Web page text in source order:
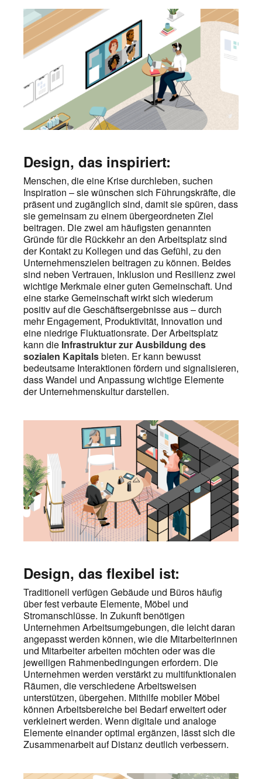
Design, das inspiriert:
Menschen, die eine Krise durchleben, suchen
Inspiration – sie wünschen sich Führungskräfte, die
präsent und zugänglich sind, damit sie spüren, dass
sie gemeinsam zu einem übergeordneten Ziel
beitragen. Die zwei am häufigsten genannten
Gründe für die Rückkehr an den Arbeitsplatz sind
der Kontakt zu Kollegen und das Gefühl, zu den
Unternehmenszielen beitragen zu können. Beides
sind neben Vertrauen, Inklusion und Resilienz zwei
wichtige Merkmale einer guten Gemeinschaft. Und
eine starke Gemeinschaft wirkt sich wiederum
positiv auf die Geschäftsergebnisse aus – durch
mehr Engagement, Produktivität, Innovation und
eine niedrige Fluktuationsrate. Der Arbeitsplatz
kann die Infrastruktur zur Ausbildung des
sozialen Kapitalsbieten. Er kann bewusst
bedeutsame Interaktionen fördern und signalisieren,
dass Wandel und Anpassung wichtige Elemente
der Unternehmenskultur darstellen.
Design, das flexibel ist:
Traditionell verfügen Gebäude und Büros häufig
über fest verbaute Elemente, Möbel und
Stromanschlüsse. In Zukunft benötigen
Unternehmen Arbeitsumgebungen, die leicht daran
angepasst werden können, wie die Mitarbeiterinnen
und Mitarbeiter arbeiten möchten oder was die
jeweiligen Rahmenbedingungen erfordern. Die
Unternehmen werden verstärkt zu multifunktionalen
Räumen, die verschiedene Arbeitsweisen
unterstützen, übergehen. Mithilfe mobiler Möbel
können Arbeitsbereiche bei Bedarf erweitert oder
verkleinert werden. Wenn digitale und analoge
Elemente einander optimal ergänzen, lässt sich die
Zusammenarbeit auf Distanz deutlich verbessern.